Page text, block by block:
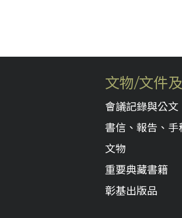
文物/文件
會議記錄與公文
書信、報告、手
文物
重要典藏書籍
彰基出版品